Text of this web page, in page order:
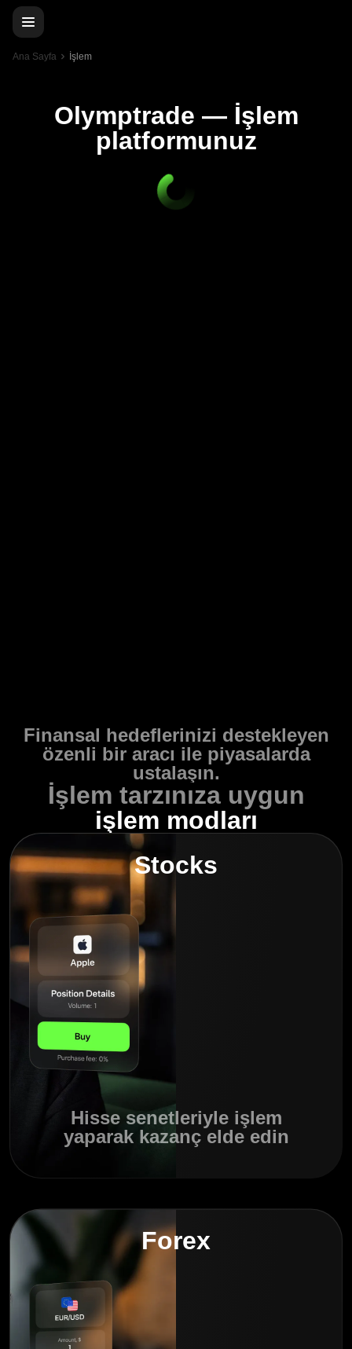
Ana Sayfa İşlem
Olymptrade — İşlem
platformunuz
Finansal hedeflerinizi destekleyen
özenli bir aracı ile piyasalarda
ustalaşın.
İşlem tarzınıza uygun
işlem modları
Stocks
Hisse senetleriyle işlem
yaparak kazanç elde edin
Forex